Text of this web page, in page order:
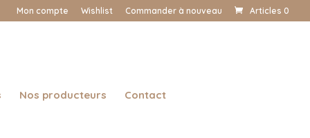
Mon compte Wishlist Commander à nouveau Articles 0
Nos producteurs Contact